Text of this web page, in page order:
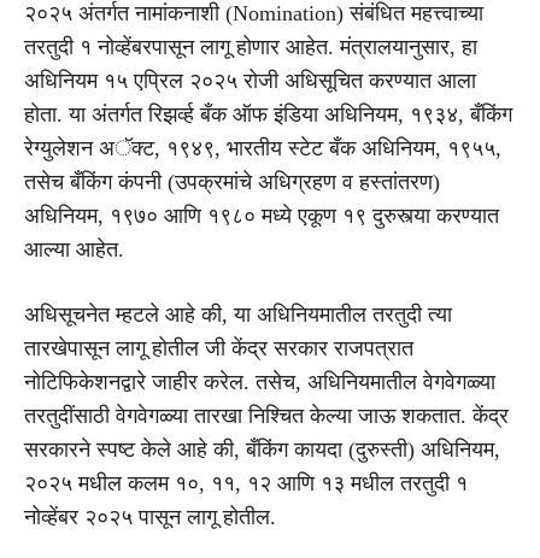
२०२५ अंतर्गत नामांकनाशी (Nomination) संबंधित महत्त्वाच्या
तरतुदी १ नोव्हेंबरपासून लागू होणार आहेत. मंत्रालयानुसार, हा
अधिनियम १५ एप्रिल २०२५ रोजी अधिसूचित करण्यात आला
होता. या अंतर्गत रिझर्व्ह बँक ऑफ इंडिया अधिनियम, १९३४, बँकिंग
रेग्युलेशन अॅक्ट, १९४९, भारतीय स्टेट बँक अधिनियम, १९५५,
तसेच बँकिंग कंपनी (उपक्रमांचे अधिग्रहण व हस्तांतरण)
अधिनियम, १९७० आणि १९८० मध्ये एकूण १९ दुरुस्त्या करण्यात
आल्या आहेत.
अधिसूचनेत म्हटले आहे की, या अधिनियमातील तरतुदी त्या
तारखेपासून लागू होतील जी केंद्र सरकार राजपत्रात
नोटिफिकेशनद्वारे जाहीर करेल. तसेच, अधिनियमातील वेगवेगळ्या
तरतुदींसाठी वेगवेगळ्या तारखा निश्चित केल्या जाऊ शकतात. केंद्र
सरकारने स्पष्ट केले आहे की, बँकिंग कायदा (दुरुस्ती) अधिनियम,
२०२५ मधील कलम १०, ११, १२ आणि १३ मधील तरतुदी १
नोव्हेंबर २०२५ पासून लागू होतील.